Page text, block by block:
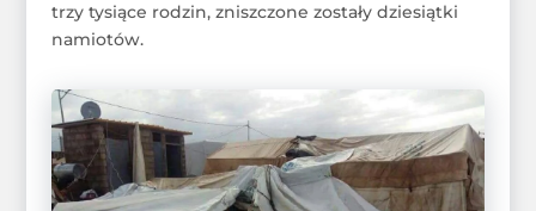
trzy tysiące rodzin, zniszczone zostały dziesiątki
namiotów.